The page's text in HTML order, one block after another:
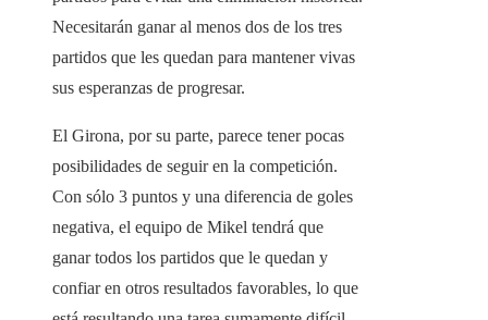
Necesitarán ganar al menos dos de los tres
partidos que les quedan para mantener vivas
sus esperanzas de progresar.
El Girona, por su parte, parece tener pocas
posibilidades de seguir en la competición.
Con sólo 3 puntos y una diferencia de goles
negativa, el equipo de Mikel tendrá que
ganar todos los partidos que le quedan y
confiar en otros resultados favorables, lo que